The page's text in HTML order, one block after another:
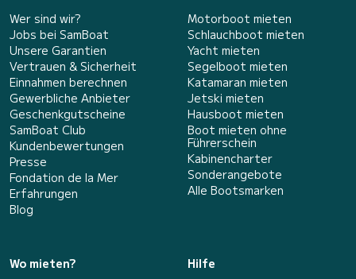
Wer sind wir?
Jobs bei SamBoat
Unsere Garantien
Vertrauen & Sicherheit
Einnahmen berechnen
Gewerbliche Anbieter
Geschenkgutscheine
SamBoat Club
Kundenbewertungen
Presse
Fondation de la Mer
Erfahrungen
Blog
Motorboot mieten
Schlauchboot mieten
Yacht mieten
Segelboot mieten
Katamaran mieten
Jetski mieten
Hausboot mieten
Boot mieten ohne
Führerschein
Kabinencharter
Sonderangebote
Alle Bootsmarken
Wo mieten?
Hilfe